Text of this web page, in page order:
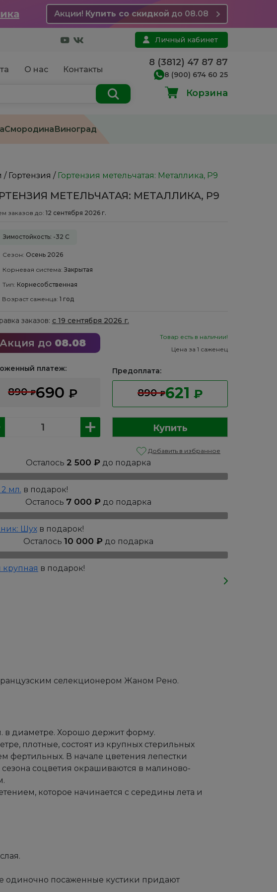
Акции! Купить со скидкой до 08.08
Личный кабинет
О нас Контакты
8 (3812) 47 87 87
8 (900) 674 60 25
Корзина
СмородинаВиноград
/ Гортензия / Гортензия метельчатая: Металлика, Р9
МЕТЕЛЬЧАТАЯ: МЕТАЛЛИКА, Р9
заказов до: 12 сентября 2026 г.
Зимостойкость: -32 С
Сезон: Осень 2026
Корневая система: Закрытая
Тип: Корнесобственная
Возраст саженца: 1 год
заказов: с 19 сентября 2026 г.
Акция до 08.08
Товар есть в наличии!
Цена за 1 саженец
платеж:
890₽690 ₽
Предоплата:
890₽621 ₽
Купить
Добавить в избранное
Осталось 2 500 ₽ до подарка
2 мл. в подарок!
Осталось 7 000 ₽ до подарка
Шухв подарок!
Осталось 10 000 ₽ до подарка
крупная в подарок!
селекционером Жаном Рено.
в диаметре. Хорошо держит форму.
плотные, состоят из крупных стерильных
фертильных. В начале цветения лепестки
соцветия окрашиваются в малиново-
которое начинается с середины лета и
одиночно посаженные кустики придают